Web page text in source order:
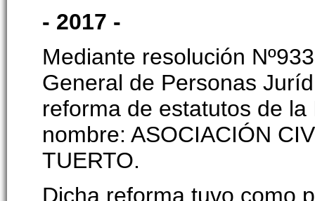
- 2017 -
Mediante resolución
General de Personas
reforma de estatutos de
nombre: ASOCIACIÓN
TUERTO.
Dicha reforma tuvo como